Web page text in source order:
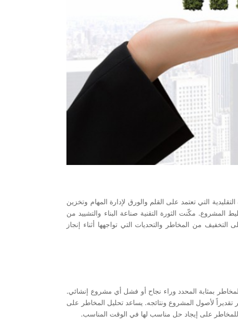
التي تعتمد على القلم والورق لإدارة المهام وتخزين
المشروع. مكّنت الثورة التقنية صناعة البناء والتشييد من
التخفيف من المخاطر والتحديات التي تواجهها أثناء إنجاز
بمثابة المحدد وراء نجاح أو فشل أي مشروع إنشائي.
تقديراً لأصول المشروع ونتائجه. يساعد تحليل المخاطر على
للمخاطر على إيجاد حل مناسب لها في الوقت المناسب.